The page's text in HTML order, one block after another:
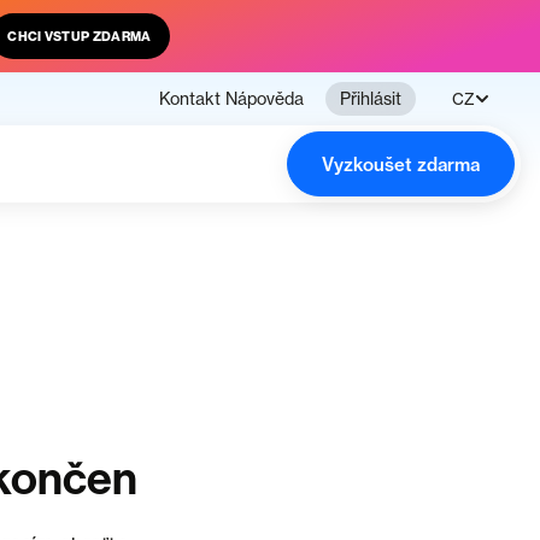
CHCI VSTUP ZDARMA
Kontakt Nápověda Přihlásit CZ
Vyzkoušet zdarma